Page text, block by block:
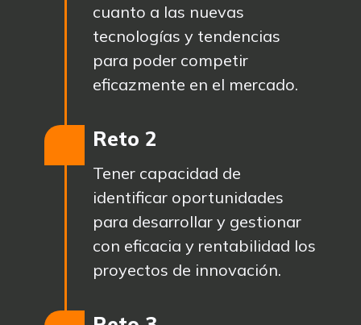
cuanto a las nuevas
tecnologías y tendencias
para poder competir
eficazmente en el mercado.
Reto 2
Tener capacidad de
identificar oportunidades
para desarrollar y gestionar
con eficacia y rentabilidad los
proyectos de innovación.